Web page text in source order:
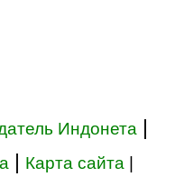
Индонета
Карта сайта